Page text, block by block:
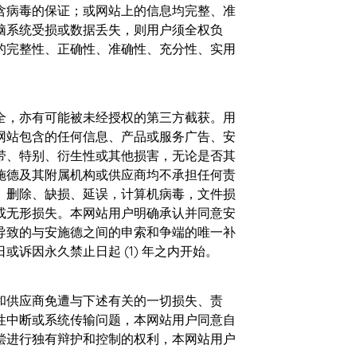
毒的保证；或网站上的信息均完整、准
统受损或数据丢失，则用户须全权负
整性、正确性、准确性、充分性、实用
亦有可能被未经授权的第三方截获。用
包含的任何信息、产品或服务广告、安
特别、衍生性或其他损害，无论是否其
及其附属机构或供应商均不承担任何责
除、缺损、延误，计算机病毒，文件损
形损失。本网站用户明确承认并同意安
的与安施德之间的申索和争端的唯一补
诉因永久禁止日起 (1) 年之内开始。
应商免遭与下述有关的一切损失、责
断或系统传输问题，本网站用户同意自
行独有辩护和控制的权利，本网站用户